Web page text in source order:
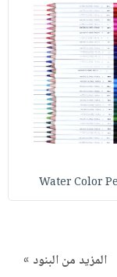
Water Color
المزيد من البنود »